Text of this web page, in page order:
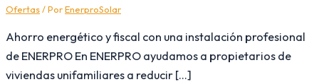
Ofertas/ PorEnerproSolar
Ahorro energético y fiscal con una instalación profesional
de ENERPRO En ENERPRO ayudamos a propietarios de
viviendas unifamiliares a reducir […]